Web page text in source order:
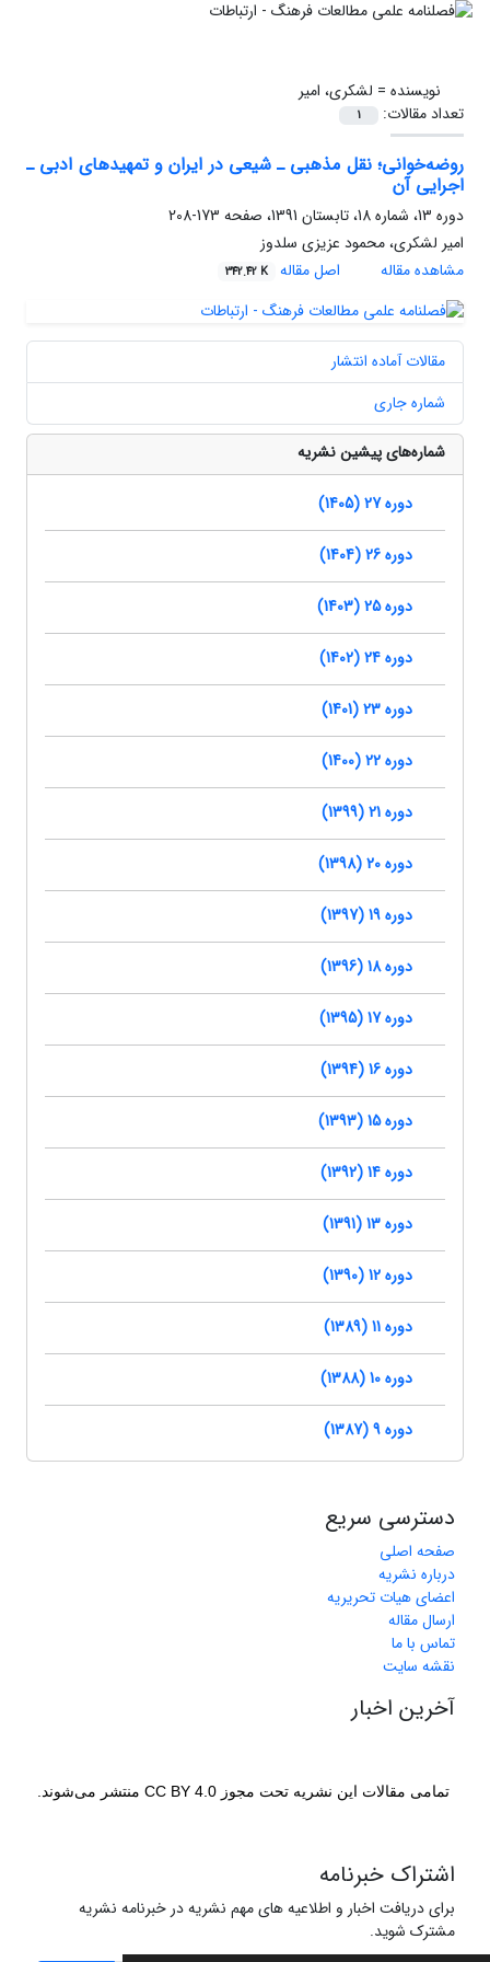
نویسنده = لشکری، امیر
تعداد مقالات:
1
روضه‌خوانی؛ نقل مذهبی ـ ‌‌شیعی در ایران و تمهیدهای ادبی ـ
‌‌اجرایی آن
دوره 13، شماره 18، تابستان 1391، صفحه
173-208
امیر لشکری، محمود عزیزی سلدوز
مشاهده مقاله
اصل مقاله 342.42 K
مقالات آماده انتشار
شماره جاری
شماره‌های پیشین نشریه
دوره 27 (1405)
دوره 26 (1404)
دوره 25 (1403)
دوره 24 (1402)
دوره 23 (1401)
دوره 22 (1400)
دوره 21 (1399)
دوره 20 (1398)
دوره 19 (1397)
دوره 18 (1396)
دوره 17 (1395)
دوره 16 (1394)
دوره 15 (1393)
دوره 14 (1392)
دوره 13 (1391)
دوره 12 (1390)
دوره 11 (1389)
دوره 10 (1388)
دوره 9 (1387)
دسترسی سریع
صفحه اصلی
درباره نشریه
اعضای هیات تحریریه
ارسال مقاله
تماس با ما
نقشه سایت
آخرین اخبار
تمامی مقالات این نشریه تحت مجوز CC BY 4.0 منتشر می‌شوند.
اشتراک خبرنامه
برای دریافت اخبار و اطلاعیه های مهم نشریه در خبرنامه نشریه
مشترک شوید.